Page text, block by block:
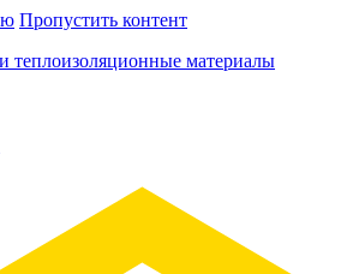
Пропустить контент
теплоизоляционные материалы